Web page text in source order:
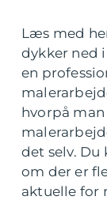
Læs med
dykker ned
en
hvorpå
det selv. Du
om der er
aktuelle for